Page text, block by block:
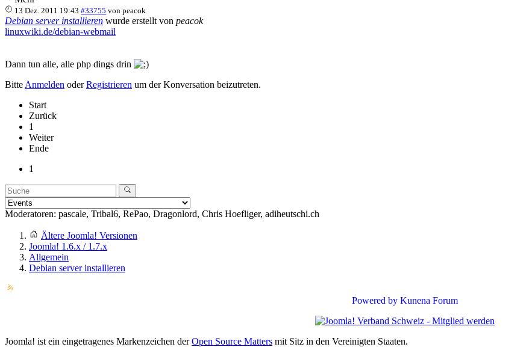
13 Dez. 2011 19:43 #33755 vonpeacok
Debian server installieren wurde erstellt von peacok
linuxwiki.de/debian-webmail
Dann tun alle, alle php dings drin
Bitte Anmelden oderRegistrieren um der Konversation beizutreten.
Start
Zurück
1
Weiter
Ende
1
Moderatoren: pascale, Tribal6, RePao, Dragonlord, Chris Hoefliger, adiheutschi.ch
Ältere Joomla! Versionen
Joomla! 1.6.x / 1.7.x
Allgemein
Debian server installieren
Powered by Kunena Forum
Joomla! ist ein eingetragenes Markenzeichen derOpen Source Matters mit Sitz in den Vereinigten Staaten.